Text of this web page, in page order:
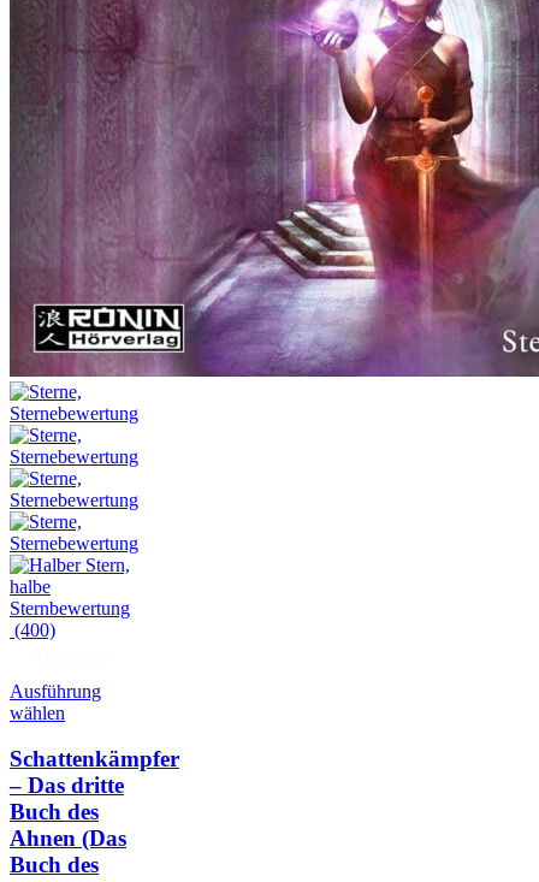
(400)
Ausführung
wählen
Schattenkämpfer
– Das dritte
Buch des
Ahnen (Das
Buch des